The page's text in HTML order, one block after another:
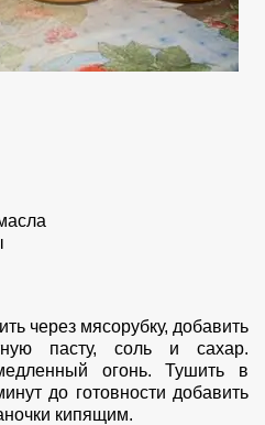
через мясорубку, добавить
пасту, соль и сахар.
огонь. Тушить в
до готовности добавить
кипящим.